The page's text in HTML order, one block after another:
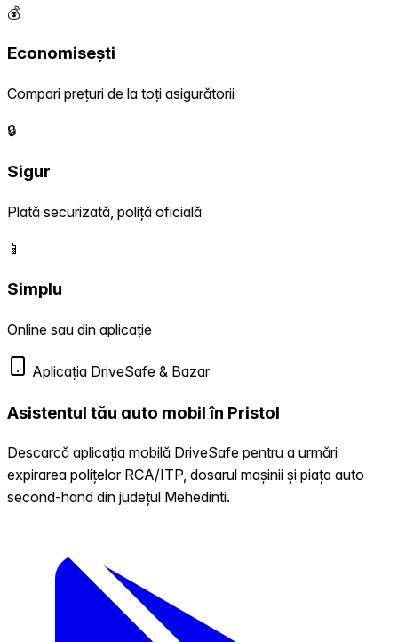
💰
Economisești
Compari prețuri de la toți asigurătorii
🔒
Sigur
Plată securizată, poliță oficială
📱
Simplu
Online sau din aplicație
Aplicația DriveSafe & Bazar
Asistentul tău auto mobil în Pristol
Descarcă aplicația mobilă DriveSafe pentru a urmări
expirarea polițelor RCA/ITP, dosarul mașinii și piața auto
second-hand din județul Mehedinti.